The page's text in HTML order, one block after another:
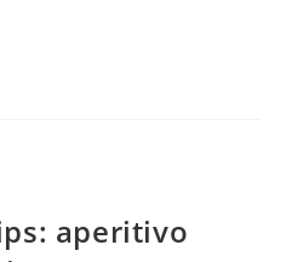
aperitivo